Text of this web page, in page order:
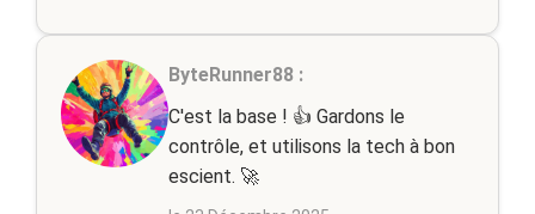
ByteRunner88 :
C'est la base ! 👍 Gardons le
contrôle, et utilisons la tech à bon
escient. 🚀